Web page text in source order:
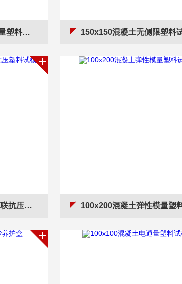
试模 150x150混凝土无侧限塑料
料试模 100x200混凝土弹性模量塑料试